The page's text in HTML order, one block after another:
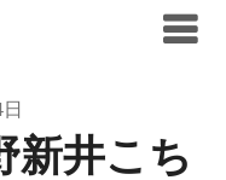
新井こち